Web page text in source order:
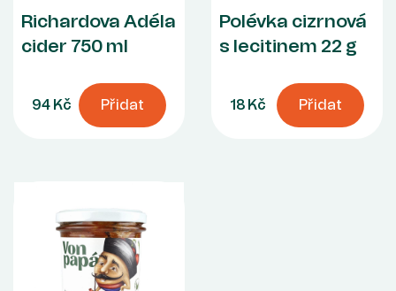
Richardova Adéla
cider 750 ml
94 Kč Přidat
Polévka cizrnová
s lecitinem 22 g
18 Kč Přidat